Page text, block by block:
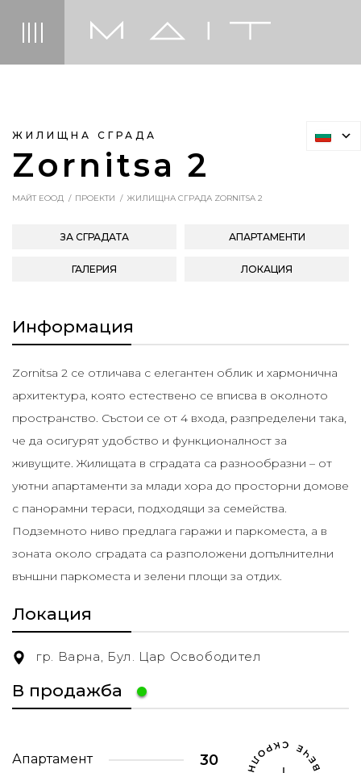
ЖИЛИЩНА СГРАДА
Zornitsa 2
МАЙТ ЕООД ПРОЕКТИ ЖИЛИЩНА СГРАДА ZORNITSA 2
ЗА СГРАДАТА АПАРТАМЕНТИ
ГАЛЕРИЯ ЛОКАЦИЯ
Информация
Zornitsa 2 се отличава с елегантен облик и хармонична
архитектура, която естествено се вписва в околното
пространство. Състои се от 4 входа, разпределени така,
че да осигурят удобство и функционалност за
живущите. Жилищата в сградата са разнообразни – от
уютни апартаменти за млади хора до просторни домове
с панорамни тераси, подходящи за семейства.
Подземното ниво предлага гаражи и паркоместа, а в
зоната около сградата са разположени допълнителни
външни паркоместа и зелени площи за отдих.
Локация
гр. Варна, Бул. Цар Освободител
В продажба
Апартамент 30